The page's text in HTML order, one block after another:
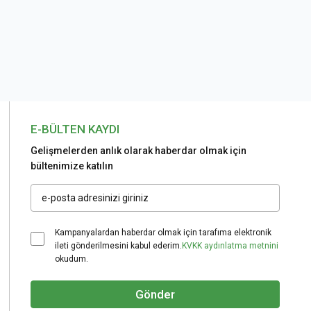
E-BÜLTEN KAYDI
Gelişmelerden anlık olarak haberdar olmak için
bültenimize katılın
Kampanyalardan haberdar olmak için tarafıma elektronik
ileti gönderilmesini kabul ederim. KVKK aydınlatma metnini
okudum.
Gönder